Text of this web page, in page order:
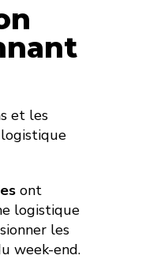
et les
logistique
ont
logistique
les
week-end.